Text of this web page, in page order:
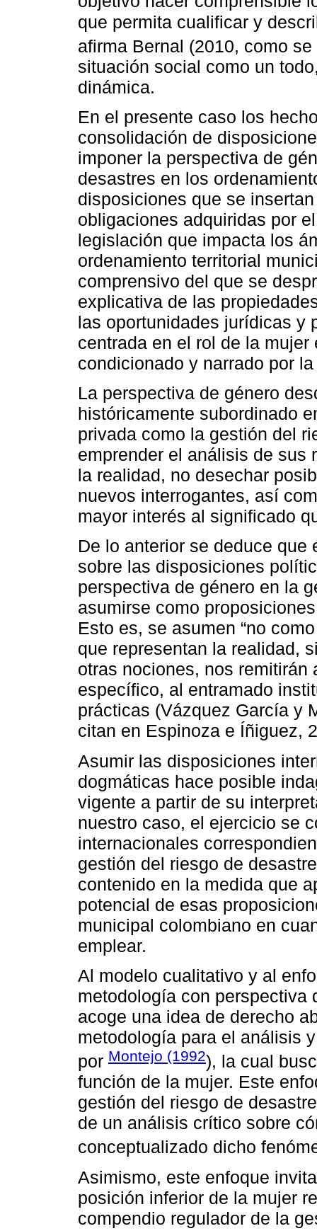
que permita cualificar y
afirma Bernal (2010, como
situación social como un
dinámica.
En el presente caso los
consolidación de
imponer la perspectiva de
desastres en los
disposiciones que se
obligaciones adquiridas por
legislación que impacta los
ordenamiento territorial
comprensivo del que se
explicativa de las
las oportunidades jurídicas y
centrada en el rol de la
condicionado y narrado por
La perspectiva de género
históricamente subordinado
privada como la gestión del
emprender el análisis de sus
la realidad, no desechar
nuevos interrogantes, así
mayor interés al significado
De lo anterior se deduce
sobre las disposiciones
perspectiva de género en la
asumirse como
Esto es, se asumen “no
que representan la realidad,
otras nociones, nos
específico, al entramado
prácticas (Vázquez García y
citan en Espinoza e Íñiguez,
Asumir las disposiciones
dogmáticas hace posible
vigente a partir de su
nuestro caso, el ejercicio se
internacionales
gestión del riesgo de
contenido en la medida que
potencial de esas
municipal colombiano en
emplear.
Al modelo cualitativo y al
metodología con perspectiva
acoge una idea de derecho
metodología para el análisis
por Montejo (1992), la cual
función de la mujer. Este
gestión del riesgo de
de un análisis crítico sobre
conceptualizado dicho
Asimismo, este enfoque
posición inferior de la mujer
compendio regulador de la